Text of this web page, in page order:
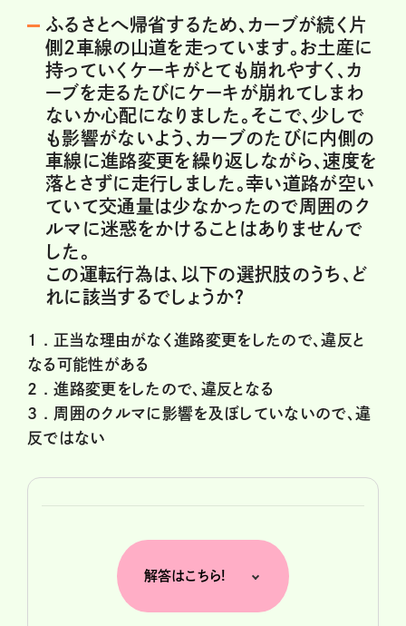
ふるさとへ帰省するため、カーブが続く片
側2車線の山道を走っています。お土産に
持っていくケーキがとても崩れやすく、カ
ーブを走るたびにケーキが崩れてしまわ
ないか心配になりました。そこで、少しで
も影響がないよう、カーブのたびに内側の
車線に進路変更を繰り返しながら、速度を
落とさずに走行しました。幸い道路が空い
ていて交通量は少なかったので周囲のク
ルマに迷惑をかけることはありませんで
した。
この運転行為は、以下の選択肢のうち、ど
れに該当するでしょうか？
1 . 正当な理由がなく進路変更をしたので、違反と
なる可能性がある
2 .進路変更をしたので、違反となる
3 . 周囲のクルマに影響を及ぼしていないので、違
反ではない
解答はこちら!